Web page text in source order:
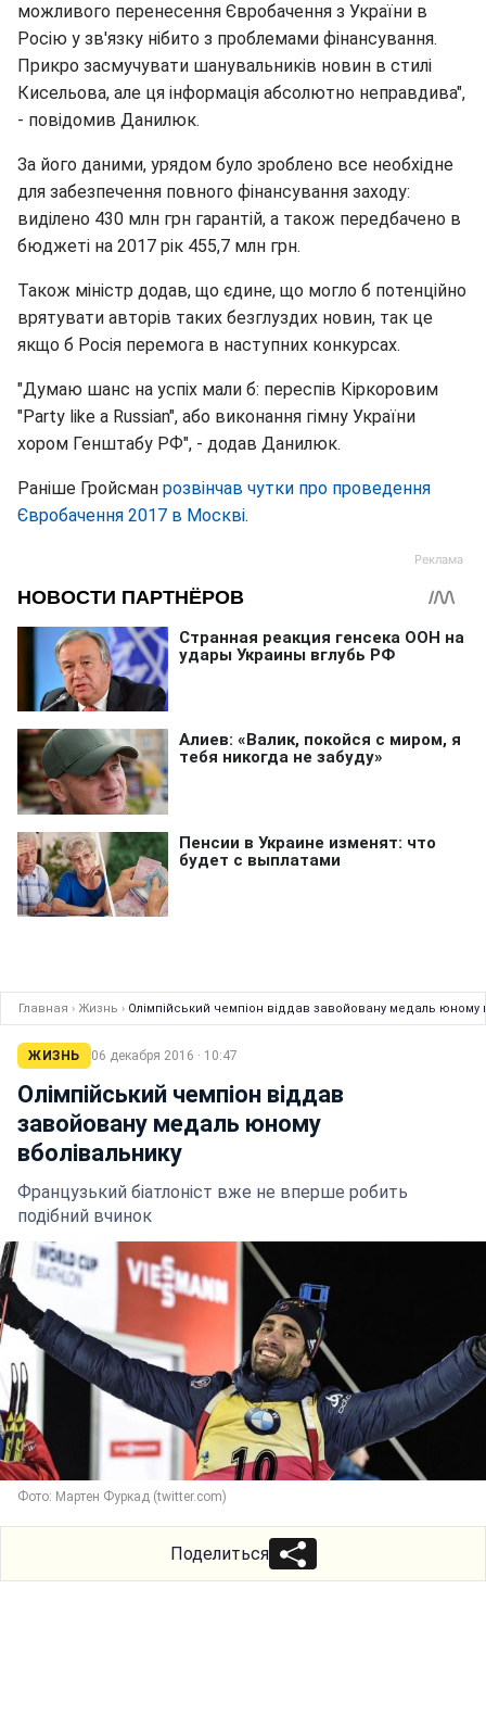
можливого перенесення Євробачення з України в
Росію у зв'язку нібито з проблемами фінансування.
Прикро засмучувати шанувальників новин в стилі
Кисельова, але ця інформація абсолютно неправдива",
- повідомив Данилюк.
За його даними, урядом було зроблено все необхідне
для забезпечення повного фінансування заходу:
виділено 430 млн грн гарантій, а також передбачено в
бюджеті на 2017 рік 455,7 млн грн.
Також міністр додав, що єдине, що могло б потенційно
врятувати авторів таких безглуздих новин, так це
якщо б Росія перемога в наступних конкурсах.
"Думаю шанс на успіх мали б: переспів Кіркоровим
"Party like a Russian", або виконання гімну України
хором Генштабу РФ", - додав Данилюк.
Раніше Гройсман розвінчав чутки про проведення
Євробачення 2017 в Москві.
Главная › Жизнь › Олімпійський чемпіон віддав завойовану медаль юному
ЖИЗНЬ 06 декабря 2016 · 10:47
Олімпійський чемпіон віддав
завойовану медаль юному
вболівальнику
Французький біатлоніст вже не вперше робить
подібний вчинок
Фото: Мартен Фуркад (twitter.com)
Поделиться